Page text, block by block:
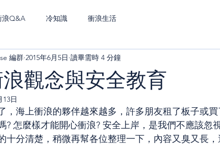
浪Q&A 冷知識 衝浪生活
觀念與安全教育
編群 2015年6月5日 讀畢需時 4 分鐘
13日
，海上衝浪的夥伴越來越多，許多朋友租了板子或
? 怎麼樣才能開心衝浪? 安全上岸，是我們不應該忽
十分清楚，稍微再幫各位整理一下，內容又臭又長